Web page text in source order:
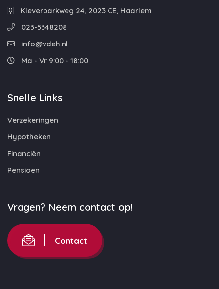
Kleverparkweg 24, 2023 CE, Haarlem
023-5348208
info@vdeh.nl
Ma - Vr 9:00 - 18:00
Snelle Links
Verzekeringen
Hypotheken
Financiën
Pensioen
Vragen? Neem contact op!
Contact